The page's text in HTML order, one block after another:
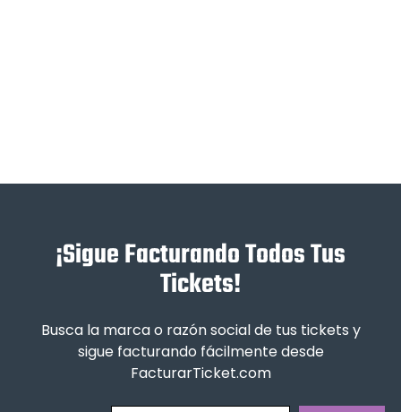
¡Sigue Facturando Todos Tus
Tickets!
Busca la marca o razón social de tus tickets y
sigue facturando fácilmente desde
FacturarTicket.com